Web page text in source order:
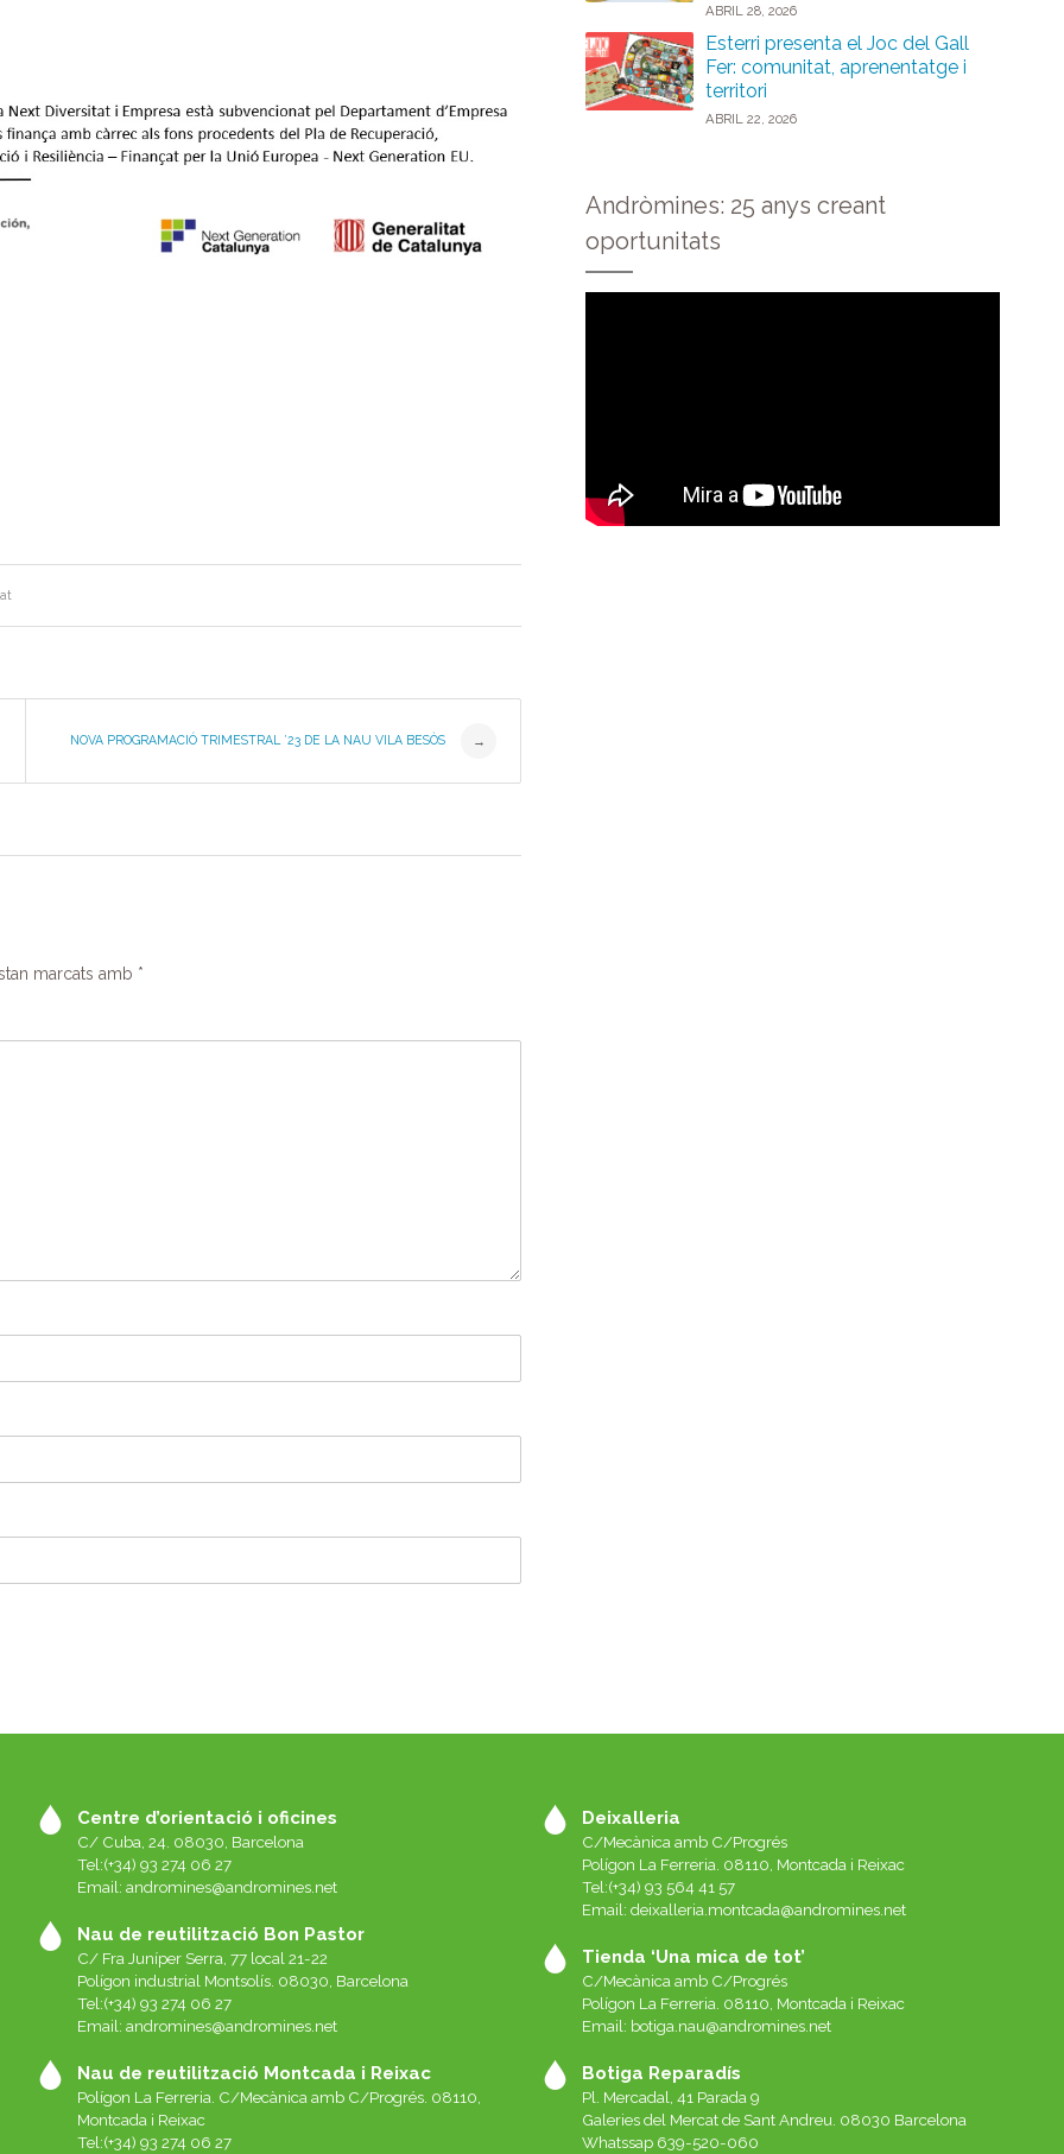
NOVA PROGRAMACIÓ TRIMESTRAL ’23 DE LA NAU VILA BESÒS →
marcats amb *
ABRIL 28, 2026
Esterri presenta el Joc del Gall
Fer: comunitat, aprenentatge i
territori
ABRIL 22, 2026
Andròmines: 25 anys creant
oportunitats
Centre d’orientació i oficines
C/ Cuba, 24. 08030, Barcelona
Tel:(+34) 93 274 06 27
Email:andromines@andromines.net
Nau de reutilització Bon Pastor
C/ Fra Juníper Serra, 77 local 21-22
Polígon industrial Montsolís. 08030, Barcelona
Tel:(+34) 93 274 06 27
Email:andromines@andromines.net
Nau de reutilització Montcada i Reixac
Polígon La Ferreria. C/Mecànica amb C/Progrés. 08110,
Montcada i Reixac
Tel:(+34) 93 274 06 27
Deixalleria
C/Mecànica amb C/Progrés
Polígon La Ferreria. 08110, Montcada i Reixac
Tel:(+34) 93 564 41 57
Email: deixalleria.montcada@andromines.net
Tienda ‘Una mica de tot’
C/Mecànica amb C/Progrés
Polígon La Ferreria. 08110, Montcada i Reixac
Email: botiga.nau@andromines.net
Botiga Reparadís
Pl. Mercadal, 41 Parada 9
Galeries del Mercat de Sant Andreu. 08030 Barcelona
Whatssap 639-520-060